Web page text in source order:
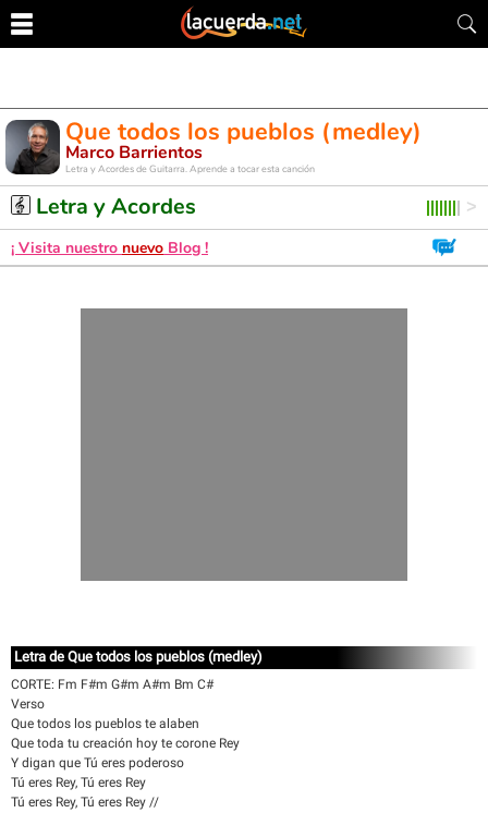
Que todos los pueblos (medley)
Marco Barrientos
Letra y Acordes de Guitarra. Aprende a tocar esta canción
Letra y Acordes
¡ Visita nuestro nuevo Blog !
Letra de Que todos los pueblos (medley)
CORTE: Fm F#m G#m A#m Bm C#
Verso
Que todos los pueblos te alaben
Que toda tu creación hoy te corone Rey
Y digan que Tú eres poderoso
Tú eres Rey, Tú eres Rey
Tú eres Rey, Tú eres Rey //